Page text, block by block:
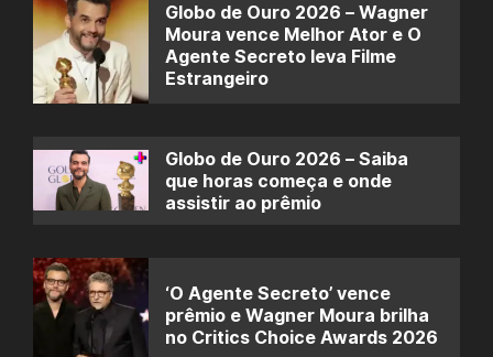
Globo de Ouro 2026 – Wagner
Moura vence Melhor Ator e O
Agente Secreto leva Filme
Estrangeiro
Globo de Ouro 2026 – Saiba
que horas começa e onde
assistir ao prêmio
‘O Agente Secreto’ vence
prêmio e Wagner Moura brilha
no Critics Choice Awards 2026